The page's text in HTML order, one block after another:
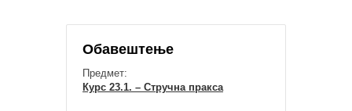
Обавештење
Предмет:
Курс 23.1. – Стручна пракса